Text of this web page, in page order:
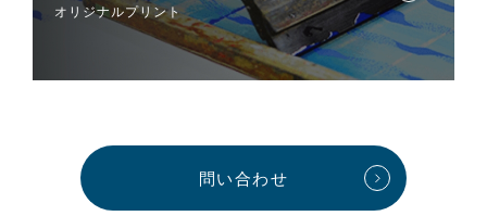
オリジナルプリント
問い合わせ